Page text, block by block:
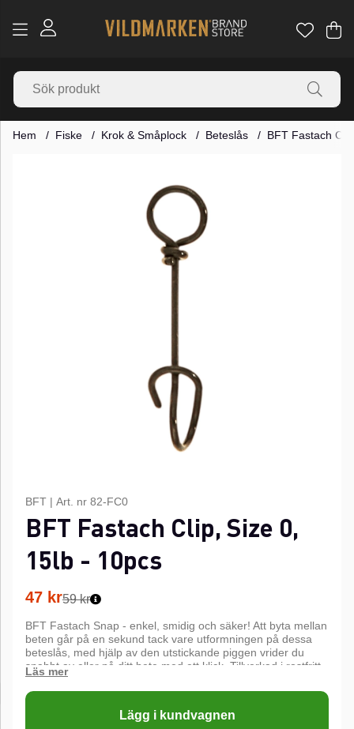
.
Hem Fiske Krok & Småplock Beteslås BFT Fastach
BFT | Art. nr 82-FC0
BFT Fastach Clip, Size 0,
15lb - 10pcs
47 kr59 kr
BFT Fastach Snap - enkel, smidig och säker! Att byta mellan
beten går på en sekund tack vare utformningen på dessa
beteslås, med hjälp av den utstickande piggen vrider du
snabbt av eller på ditt bete med ett klick. Tillverkad i rostfritt
stål.10 pcs.
Lägg i kundvagnen